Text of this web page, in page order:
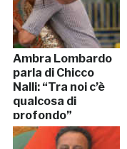
Ambra Lombardo
parla di Chicco
Nalli: “Tra noi c’è
qualcosa di
profondo”